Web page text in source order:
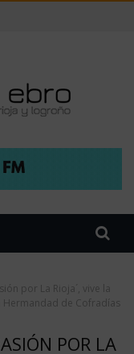
por La Rioja´, vive la
Hermandad de Cofradías
POR LA